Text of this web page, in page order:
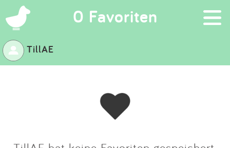
0 Favoriten ×
Suchen
Eintragen
App
TillAE